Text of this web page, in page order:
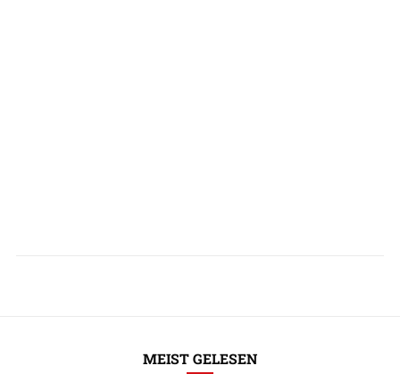
MEIST GELESEN